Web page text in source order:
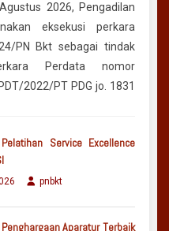
2026, Pengadilan
eksekusi perkara
PN Bkt sebagai tindak
Perdata nomor
2022/PT PDG jo. 1831
Service Excellence
pnbkt
Aparatur Terbaik